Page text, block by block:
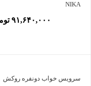
NIKA
۹۱,۶۴۰,۰۰۰ تومان
سرویس خواب دونفره روکش